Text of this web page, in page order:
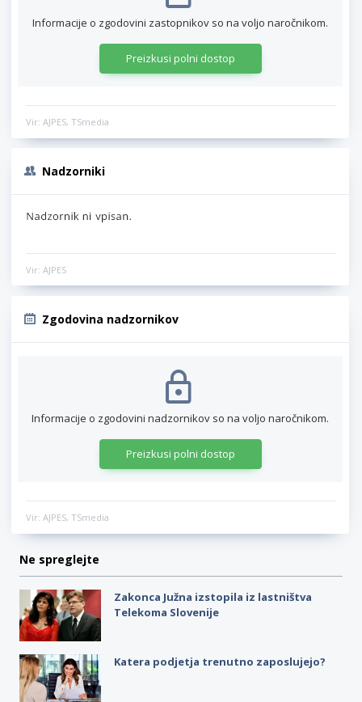
Informacije o zgodovini zastopnikov so na voljo naročnikom.
Preizkusi polni dostop
Vir: AJPES, TSmedia
Nadzorniki
Vir: AJPES
Zgodovina nadzornikov
Informacije o zgodovini nadzornikov so na voljo naročnikom.
Preizkusi polni dostop
Vir: AJPES, TSmedia
Ne spreglejte
Zakonca Južna izstopila iz lastništva
Telekoma Slovenije
Katera podjetja trenutno zaposlujejo?